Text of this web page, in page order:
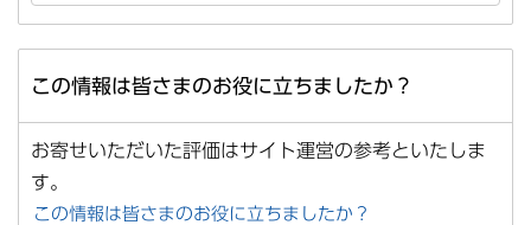
この情報は皆さまのお役に立ちましたか？
お寄せいただいた評価はサイト運営の参考といたしま
す。
この情報は皆さまのお役に立ちましたか？